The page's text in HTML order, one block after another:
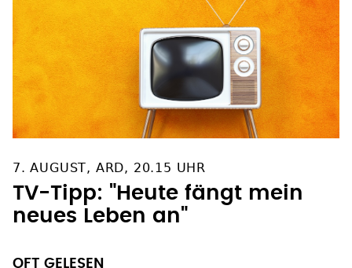
7. AUGUST, ARD, 20.15 UHR
TV-Tipp: "Heute fängt mein
neues Leben an"
OFT GELESEN